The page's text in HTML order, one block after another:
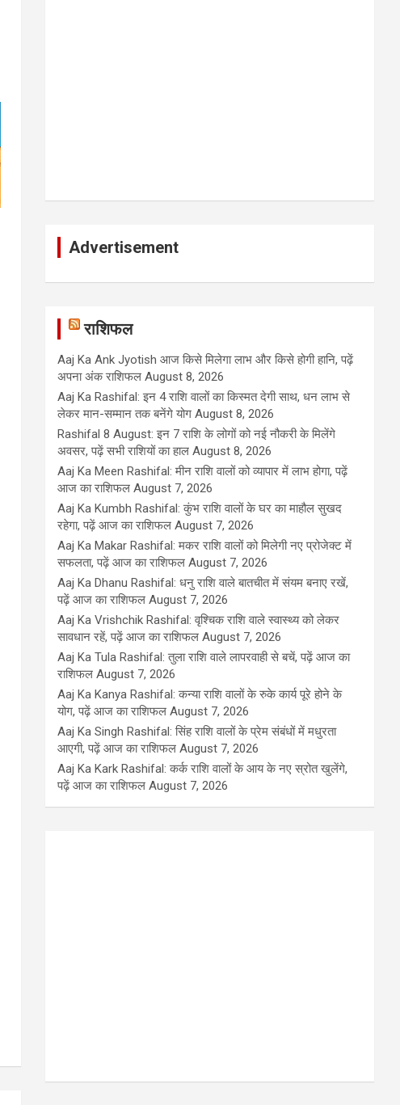
Advertisement
राशिफल
Aaj Ka Ank Jyotish आज किसे मिलेगा लाभ और किसे होगी हानि, पढ़ें
अपना अंक राशिफल August 8, 2026
Aaj Ka Rashifal: इन 4 राशि वालों का किस्मत देगी साथ, धन लाभ से
लेकर मान-सम्मान तक बनेंगे योग August 8, 2026
Rashifal 8 August: इन 7 राशि के लोगों को नई नौकरी के मिलेंगे
अवसर, पढ़ें सभी राशियों का हाल August 8, 2026
Aaj Ka Meen Rashifal: मीन राशि वालों को व्यापार में लाभ होगा, पढ़ें
आज का राशिफल August 7, 2026
Aaj Ka Kumbh Rashifal: कुंभ राशि वालों के घर का माहौल सुखद
रहेगा, पढ़ें आज का राशिफल August 7, 2026
Aaj Ka Makar Rashifal: मकर राशि वालों को मिलेगी नए प्रोजेक्ट में
सफलता, पढ़ें आज का राशिफल August 7, 2026
Aaj Ka Dhanu Rashifal: धनु राशि वाले बातचीत में संयम बनाए रखें,
पढ़ें आज का राशिफल August 7, 2026
Aaj Ka Vrishchik Rashifal: वृश्चिक राशि वाले स्वास्थ्य को लेकर
सावधान रहें, पढ़ें आज का राशिफल August 7, 2026
Aaj Ka Tula Rashifal: तुला राशि वाले लापरवाही से बचें, पढ़ें आज का
राशिफल August 7, 2026
Aaj Ka Kanya Rashifal: कन्या राशि वालों के रुके कार्य पूरे होने के
योग, पढ़ें आज का राशिफल August 7, 2026
Aaj Ka Singh Rashifal: सिंह राशि वालों के प्रेम संबंधों में मधुरता
आएगी, पढ़ें आज का राशिफल August 7, 2026
Aaj Ka Kark Rashifal: कर्क राशि वालों के आय के नए स्रोत खुलेंगे,
पढ़ें आज का राशिफल August 7, 2026